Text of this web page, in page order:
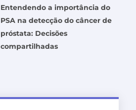
Entendendo a importância do
PSA na detecção do câncer de
próstata: Decisões
compartilhadas